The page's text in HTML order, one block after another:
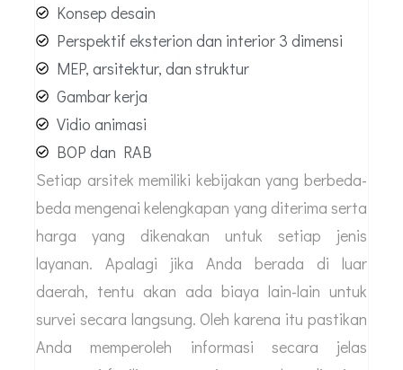
Konsep desain
Perspektif eksterion dan interior 3 dimensi
MEP, arsitektur, dan struktur
Gambar kerja
Vidio animasi
BOP dan RAB
Setiap arsitek memiliki kebijakan yang berbeda-
beda mengenai kelengkapan yang diterima serta
harga yang dikenakan untuk setiap jenis
layanan. Apalagi jika Anda berada di luar
daerah, tentu akan ada biaya lain-lain untuk
survei secara langsung. Oleh karena itu pastikan
Anda memperoleh informasi secara jelas